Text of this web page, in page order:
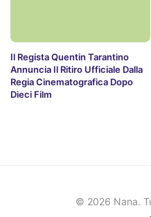
Il Regista Quentin Tarantino
Annuncia Il Ritiro Ufficiale Dalla
Regia Cinematografica Dopo
Dieci Film
© 2026 Nana.